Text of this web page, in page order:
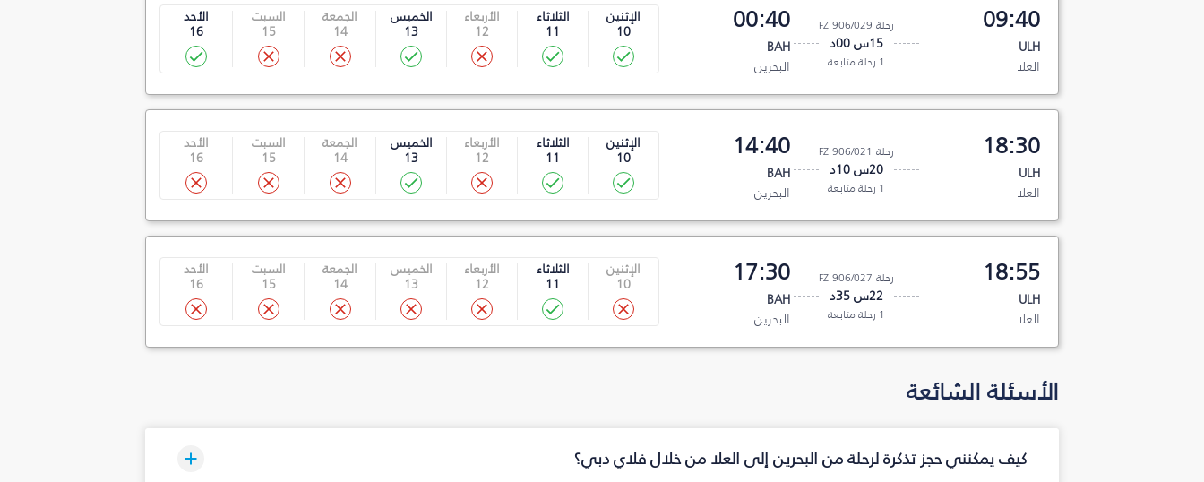
09:40
ULH
العلا
رحلة FZ 906/029
15س 00د
1 رحلة متابعة
00:40
BAH
البحرين
الإثنين
10
الثلاثاء
11
الأربعاء
12
الخميس
13
الجمعة
14
السبت
15
الأحد
16
18:30
ULH
العلا
رحلة FZ 906/021
20س 10د
1 رحلة متابعة
14:40
BAH
البحرين
الإثنين
10
الثلاثاء
11
الأربعاء
12
الخميس
13
الجمعة
14
السبت
15
الأحد
16
18:55
ULH
العلا
رحلة FZ 906/027
22س 35د
1 رحلة متابعة
17:30
BAH
البحرين
الإثنين
10
الثلاثاء
11
الأربعاء
12
الخميس
13
الجمعة
14
السبت
15
الأحد
16
الأسئلة الشائعة
كيف يمكنني حجز تذكرة لرحلة من البحرين إلى العلا من خلال فلاي دبي؟